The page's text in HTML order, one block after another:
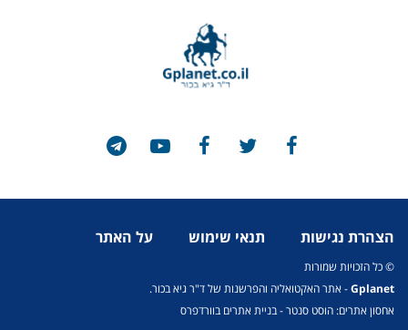
הצהרת נגישות תנאי שימוש על האתר
© כל הזכויות שמורות
Gplanet- אתר האקטואליה והפרשנות של ד"ר גיא בכור.
אחסון אתרים: הוסט סנטר-בניית אתרים בוורדפרס